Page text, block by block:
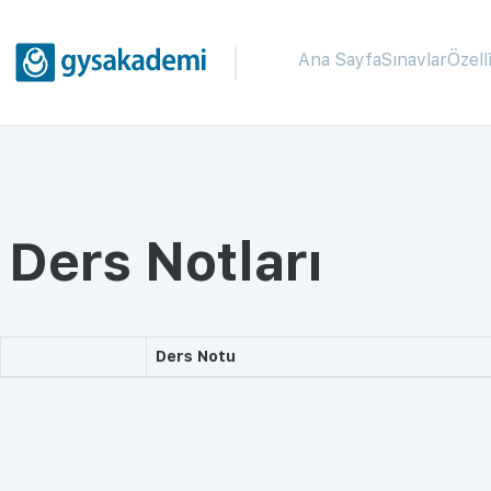
Ana SayfaSınavlar
Ders Notları
Ders Notu